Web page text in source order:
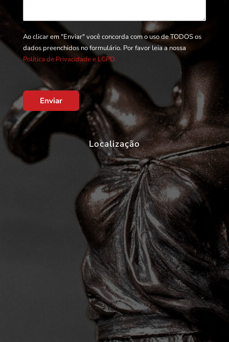
Ao clicar em "Enviar" você concorda com o uso de TODOS os
dados preenchidos no formulário. Por favor leia a nossa
Política de Privacidade e LGPD.
Enviar
Localização